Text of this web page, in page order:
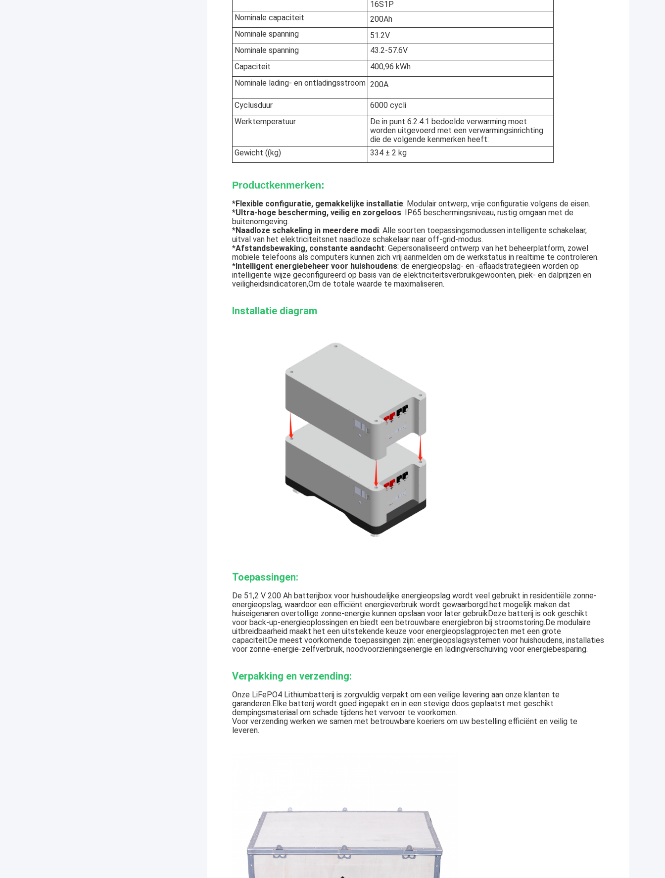
16S1P
Nominale capaciteit
200Ah
Nominale spanning
51.2V
Nominale spanning
43.2-57.6V
Capaciteit
400,96 kWh
Nominale lading- en ontladingsstroom 200A
Cyclusduur
6000 cycli
Werktemperatuur
De in punt 6.2.4.1 bedoelde verwarming moet
worden uitgevoerd met een verwarmingsinrichting
die de volgende kenmerken heeft:
Gewicht ((kg)
334 ± 2 kg
Productkenmerken:
*Flexible configuratie, gemakkelijke installatie: Modulair ontwerp, vrije configuratie volgens de eisen.
*Ultra-hoge bescherming, veilig en zorgeloos: IP65 beschermingsniveau, rustig omgaan met de
buitenomgeving.
*Naadloze schakeling in meerdere modi: Alle soorten toepassingsmodussen intelligente schakelaar,
uitval van het elektriciteitsnet naadloze schakelaar naar off-grid-modus.
*Afstandsbewaking, constante aandacht: Gepersonaliseerd ontwerp van het beheerplatform, zowel
mobiele telefoons als computers kunnen zich vrij aanmelden om de werkstatus in realtime te controleren.
* Intelligent energiebeheer voor huishoudens: de energieopslag- en -aflaadstrategieën worden op
intelligente wijze geconfigureerd op basis van de elektriciteitsverbruikgewoonten, piek- en dalprijzen en
veiligheidsindicatoren,Om de totale waarde te maximaliseren.
Installatie diagram
Toepassingen:
De 51,2 V 200 Ah batterijbox voor huishoudelijke energieopslag wordt veel gebruikt in residentiële zonne-
energieopslag, waardoor een efficiënt energieverbruik wordt gewaarborgd.het mogelijk maken dat
huiseigenaren overtollige zonne-energie kunnen opslaan voor later gebruikDeze batterij is ook geschikt
voor back-up-energieoplossingen en biedt een betrouwbare energiebron bij stroomstoring.De modulaire
uitbreidbaarheid maakt het een uitstekende keuze voor energieopslagprojecten met een grote
capaciteitDe meest voorkomende toepassingen zijn: energieopslagsystemen voor huishoudens, installaties
voor zonne-energie-zelfverbruik, noodvoorzieningsenergie en ladingverschuiving voor energiebesparing.
Verpakking en verzending:
Onze LiFePO4 Lithiumbatterij is zorgvuldig verpakt om een veilige levering aan onze klanten te
garanderen.Elke batterij wordt goed ingepakt en in een stevige doos geplaatst met geschikt
dempingsmateriaal om schade tijdens het vervoer te voorkomen.
Voor verzending werken we samen met betrouwbare koeriers om uw bestelling efficiënt en veilig te
leveren.